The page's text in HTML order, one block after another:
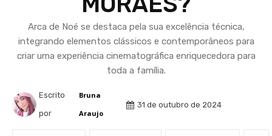
Arca de Noé se destaca pela sua excelência técnica,
integrando elementos clássicos e contemporâneos para
criar uma experiência cinematográfica enriquecedora para
toda a família.
Escrito
por
Bruna
Araujo
31 de outubro de 2024